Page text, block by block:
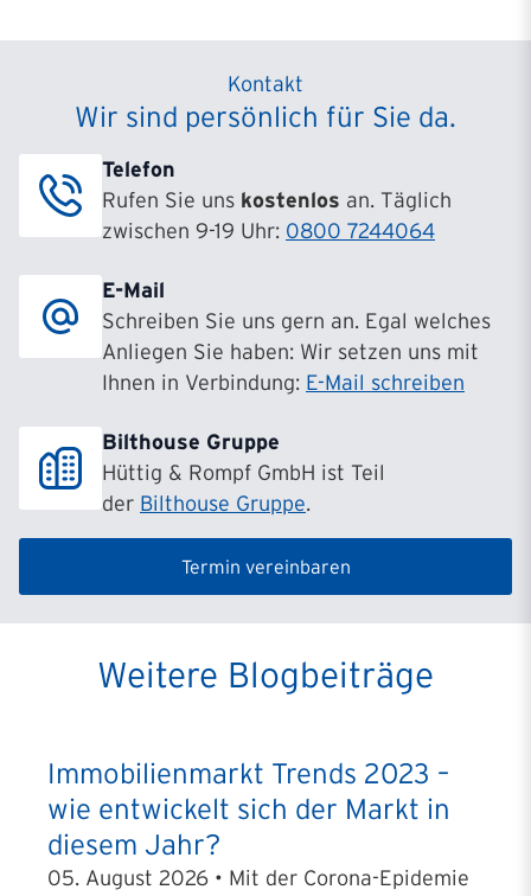
Kontakt
Wir sind persönlich für Sie da.
Telefon
Rufen Sie uns kostenlos an. Täglich
zwischen 9-19 Uhr: 0800 7244064
E-Mail
Schreiben Sie uns gern an. Egal welches
Anliegen Sie haben: Wir setzen uns mit
Ihnen in Verbindung: E-Mail schreiben
Bilthouse Gruppe
Hüttig & Rompf GmbH ist Teil
der Bilthouse Gruppe.
Termin vereinbaren
Weitere Blogbeiträge
Immobilienmarkt Trends 2023 –
wie entwickelt sich der Markt in
diesem Jahr?
05. August 2026 • Mit der Corona-Epidemie